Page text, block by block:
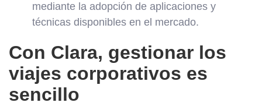
mediante la adopción de aplicaciones y
técnicas disponibles en el mercado.
Con Clara, gestionar los
viajes corporativos es
sencillo